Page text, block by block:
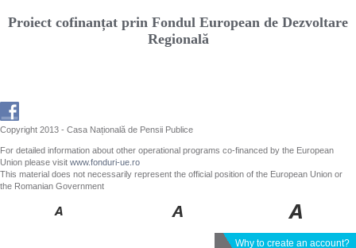
Proiect cofinanțat prin Fondul European de Dezvoltare
Regională
Copyright 2013 - Casa Națională de Pensii Publice
For detailed information about other operational programs co-financed by the European
Union please visit www.fonduri-ue.ro
This material does not necessarily represent the official position of the European Union or
the Romanian Government
Why to create an account?